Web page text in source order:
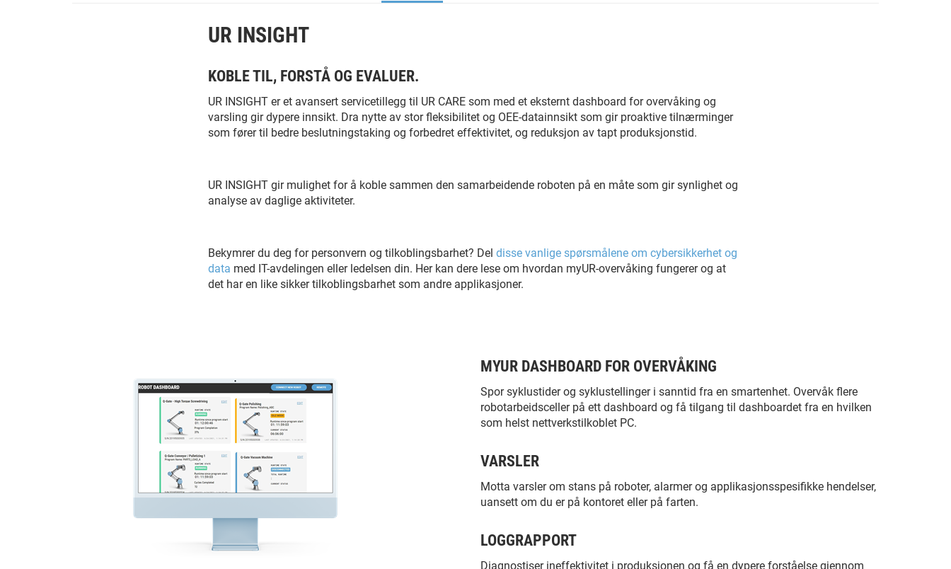
UR INSIGHT
KOBLE TIL, FORSTÅ OG EVALUER.
UR INSIGHT er et avansert servicetillegg til UR CARE som med et eksternt dashboard for overvåking og
varsling gir dypere innsikt. Dra nytte av stor fleksibilitet og OEE-datainnsikt som gir proaktive tilnærminger
som fører til bedre beslutningstaking og forbedret effektivitet, og reduksjon av tapt produksjonstid.
UR INSIGHT gir mulighet for å koble sammen den samarbeidende roboten på en måte som gir synlighet og
analyse av daglige aktiviteter.
Bekymrer du deg for personvern og tilkoblingsbarhet? Deldisse vanlige spørsmålene om cybersikkerhet og
data med IT-avdelingen eller ledelsen din. Her kan dere lese om hvordan myUR-overvåking fungerer og at
det har en like sikker tilkoblingsbarhet som andre applikasjoner.
MYUR DASHBOARD FOR OVERVÅKING
Spor syklustider og syklustellinger i sanntid fra en smartenhet. Overvåk flere
robotarbeidsceller på ett dashboard og få tilgang til dashboardet fra en hvilken
som helst nettverkstilkoblet PC.
VARSLER
Motta varsler om stans på roboter, alarmer og applikasjonsspesifikke hendelser,
uansett om du er på kontoret eller på farten.
LOGGRAPPORT
Diagnostiser ineffektivitet i produksjonen og få en dypere forståelse gjennom